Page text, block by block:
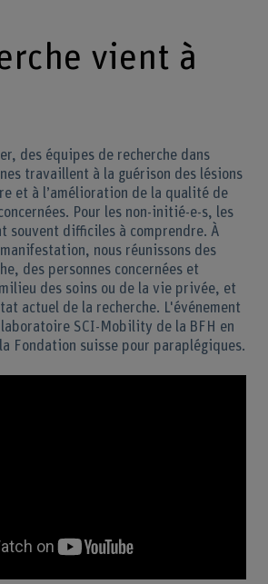
vient à
des équipes de recherche dans
travaillent à la guérison des lésions
et à l’amélioration de la qualité de
Pour les non-initié-e-s, les
souvent difficiles à comprendre. À
manifestation, nous réunissons des
des personnes concernées et
des soins ou de la vie privée, et
actuel de la recherche. L'événement
SCI-Mobility de la BFH en
Fondation suisse pour paraplégiques.